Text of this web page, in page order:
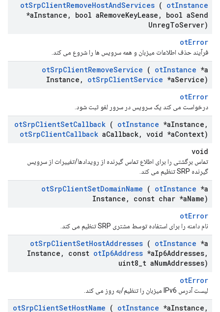
otSrpClientRemoveHostAndServices ( otInstance
*aInstance , bool aRemoveKeyLease , bool aSend
UnregToServer)
otError
فرآیند حذف اطلاعات میزبان و همه سرویس ها را شروع می کند.
otSrpClientRemoveService ( otInstance *a
Instance , otSrpClientService *aService)
otError
درخواست می کند یک سرویس در سرور لغو ثبت شود.
otSrpClientSetCallback ( otInstance *aInstance ,
otSrpClientCallback aCallback, void *aContext)
void
تماس برگشتی را برای اطلاع تماس گیرنده از رویدادها/تغییرات از سرویس
گیرنده SRP تنظیم می کند.
otSrpClientSetDomainName ( otInstance *a
Instance , const char *aName)
otError
نام دامنه را برای استفاده توسط مشتری SRP تنظیم می کند.
otSrpClientSetHostAddresses ( otInstance *a
Instance , const otIp6Address *aIp6Addresses,
uint8 t aNumAddresses)
otError
لیست آدرس IPv6 میزبان را تنظیم/به روز می کند.
otSrpClientSetHostName ( otInstance *aInstance ,